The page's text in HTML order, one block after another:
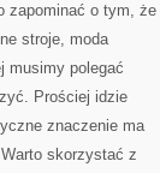
zapominać o tym, że
stroje, moda
musimy polegać
Prościej idzie
znaczenie ma
skorzystać z